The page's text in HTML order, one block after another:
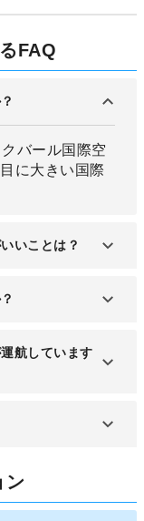
FAQ
バール国際空
に大きい国際
いことは？
要注意のレベ
要注意のレベ
えます。渡航時
航しています
といった国内
パキスタン国
ン